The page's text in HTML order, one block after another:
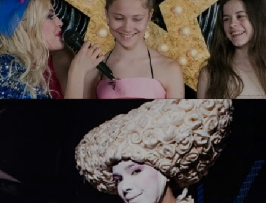
Ты звезда!